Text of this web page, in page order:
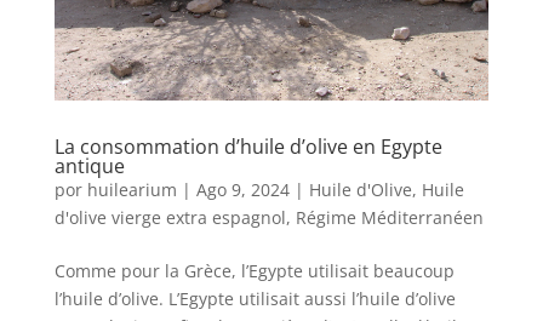
La consommation d’huile d’olive en Egypte
antique
por huilearium | Ago 9, 2024| Huile d'Olive, Huile
d'olive vierge extra espagnol, Régime Méditerranéen
Comme pour la Grèce, l’Egypte utilisait beaucoup
l’huile d’olive. L’Egypte utilisait aussi l’huile d’olive